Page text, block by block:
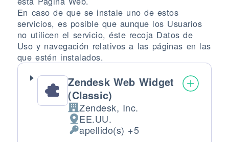
En caso de que se instale uno de estos
servicios, es posible que aunque los Usuarios
no utilicen el servicio, éste recoja Datos de
Uso y navegación relativos a las páginas en las
que estén instalados.
Zendesk Web Widget
(Classic)
Empresa:
Zendesk, Inc.
Lugar de tratamiento:
EE.UU.
Datos Personales tratados:
apellido(s) +5